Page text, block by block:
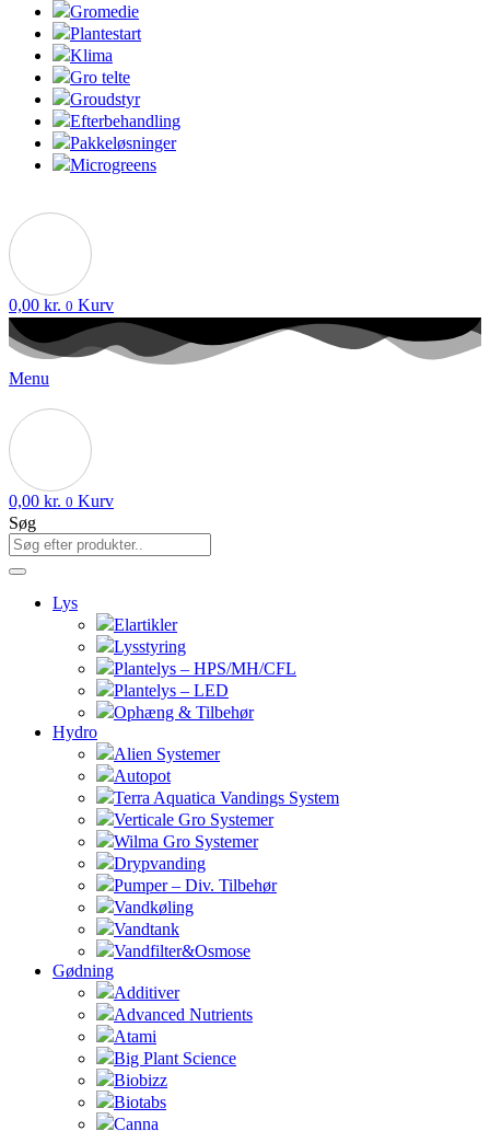
Gromedie
Plantestart
Klima
Gro telte
Groudstyr
Efterbehandling
Pakkeløsninger
Microgreens
0,00 kr. 0 Kurv
Menu
0,00 kr. 0 Kurv
Søg
Lys
Elartikler
Lysstyring
Plantelys – HPS/MH/CFL
Plantelys – LED
Ophæng & Tilbehør
Hydro
Alien Systemer
Autopot
Terra Aquatica Vandings System
Verticale Gro Systemer
Wilma Gro Systemer
Drypvanding
Pumper – Div. Tilbehør
Vandkøling
Vandtank
Vandfilter&Osmose
Gødning
Additiver
Advanced Nutrients
Atami
Big Plant Science
Biobizz
Biotabs
Canna